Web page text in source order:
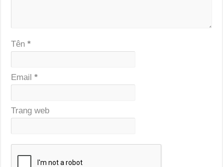
Tên*
Email*
Trang web